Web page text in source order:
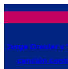
Jorge Drexler y
canción